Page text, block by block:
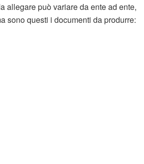
allegare può variare da ente ad ente,
sono questi i documenti da produrre: